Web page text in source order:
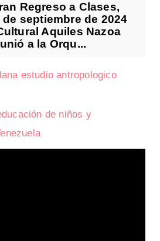
Regreso a Clases,
septiembre de 2024
Aquiles Nazoa
a la Orqu...
estudio antropologico
de niños y